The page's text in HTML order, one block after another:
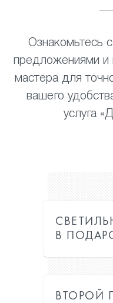
Ознакомьтесь
предложениями и
мастера для
вашего
услуга
В
ВТОРОЙ